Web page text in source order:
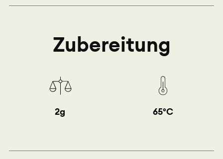
Zubereitung
2g 65°C